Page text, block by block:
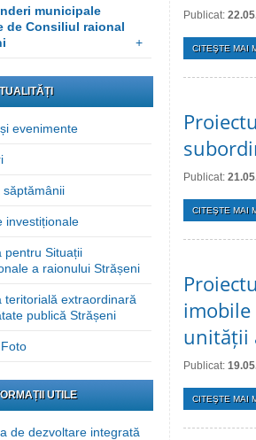
municipale
de Consiliul raional
+
evenimente
săptămânii
investiționale
pentru Situații
a raionului Strășeni
teritorială extraordinară
publică Strășeni
UTILE
de dezvoltare integrată
Publicat:
CITEŞTE MAI
Publicat:
CITEŞTE MAI
unității
Publicat:
CITEŞTE MAI